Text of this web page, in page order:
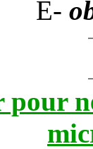
E-